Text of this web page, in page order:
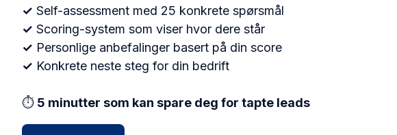
✓ Self-assessment med 25 konkrete spørsmål
✓ Scoring-system som viser hvor dere står
✓ Personlige anbefalinger basert på din score
✓ Konkrete neste steg for din bedrift
⏱️ 5 minutter som kan spare deg for tapte leads